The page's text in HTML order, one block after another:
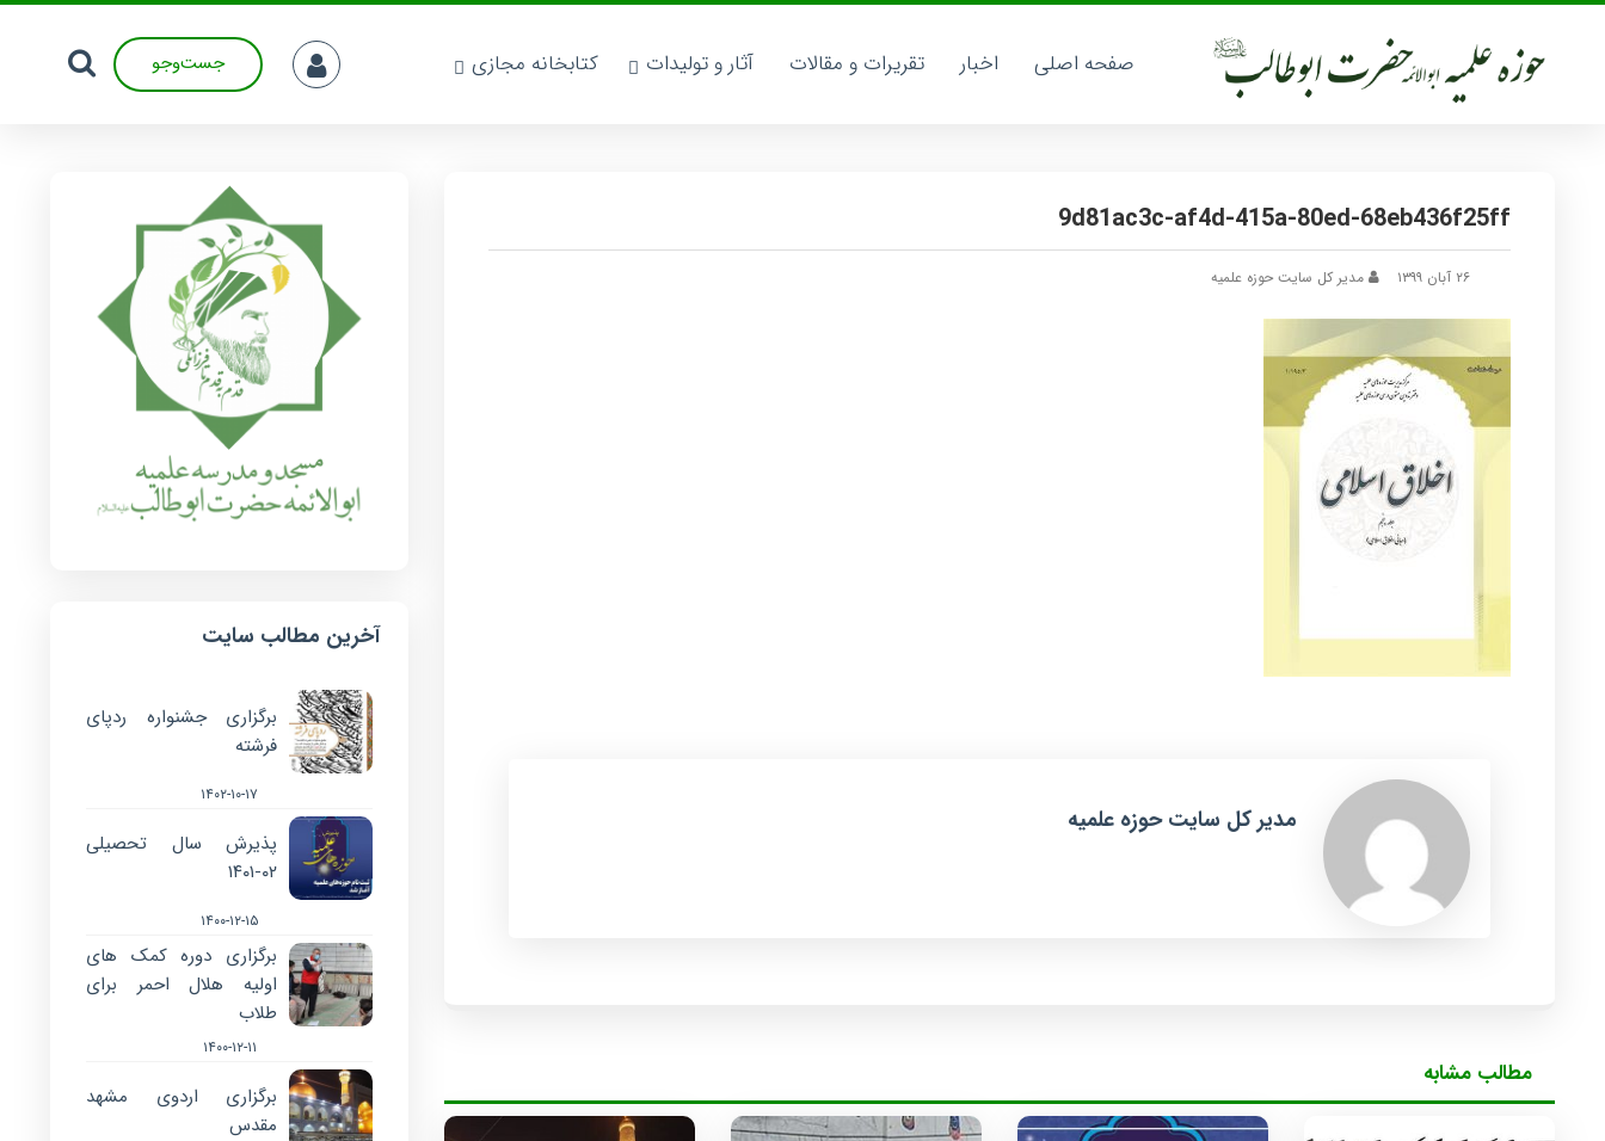
صفحه اصلی اخبار تقریرات و مقالات آثار و تولیدات کتابخانه مجازی جست‌وجو
9d81ac3c-af4d-415a-80ed-68eb436f25ff
۲۶ آبان ۱۳۹۹ مدیر کل سایت حوزه علمیه
مدیر کل سایت حوزه علمیه
مطالب مشابه
آخرین مطالب سایت
برگزاری جشنواره ردپای
فرشته
۱۴۰۲-۱۰-۱۷
پذیرش سال تحصیلی
۰۲-۱۴۰۱
۱۴۰۰-۱۲-۱۵
برگزاری دوره کمک های
اولیه هلال احمر برای
طلاب
۱۴۰۰-۱۲-۱۱
برگزاری اردوی مشهد
مقدس